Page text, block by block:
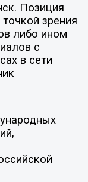
Позиция
зрения
либо ином
с
в сети